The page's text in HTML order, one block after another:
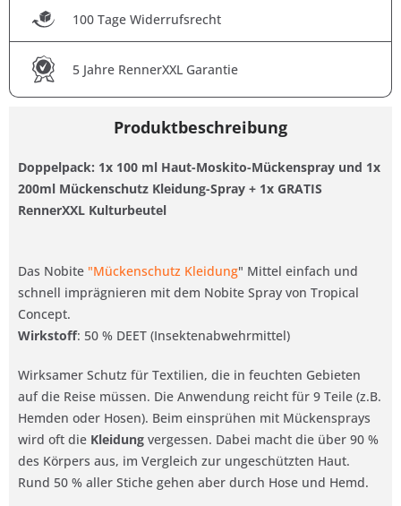
100 Tage Widerrufsrecht
5 Jahre RennerXXL Garantie
Produktbeschreibung
Doppelpack: 1x 100 ml Haut-Moskito-Mückenspray und 1x
200ml Mückenschutz Kleidung-Spray + 1x GRATIS
RennerXXL Kulturbeutel
Das Nobite "Mückenschutz Kleidung" Mittel einfach und
schnell imprägnieren mit dem Nobite Spray von Tropical
Concept.
Wirkstoff: 50 % DEET (Insektenabwehrmittel)
Wirksamer Schutz für Textilien, die in feuchten Gebieten
auf die Reise müssen. Die Anwendung reicht für 9 Teile (z.B.
Hemden oder Hosen). Beim einsprühen mit Mückensprays
wird oft die Kleidung vergessen. Dabei macht die über 90 %
des Körpers aus, im Vergleich zur ungeschützten Haut.
Rund 50 % aller Stiche gehen aber durch Hose und Hemd.